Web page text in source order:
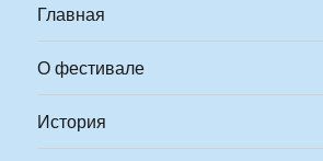
Главная
О фестивале
История